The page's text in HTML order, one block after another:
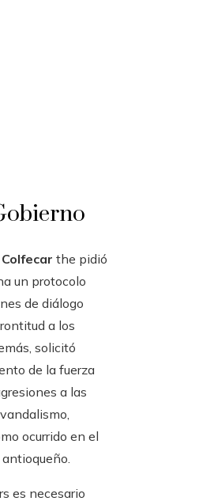
Colfecar the pidió
un protocolo
de diálogo
a los
solicitó
de la fuerza
a las
ocurrido en el
es necesario